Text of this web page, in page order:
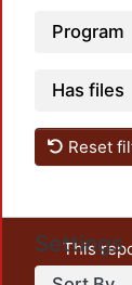
Program
Has files
Reset
Settings
This